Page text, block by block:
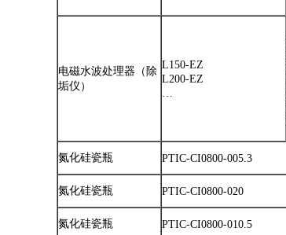
电磁水波处理器（除
垢仪）
L150-EZ
L200-EZ
…
氮化硅瓷瓶 PTIC-CI0800-005.3
氮化硅瓷瓶 PTIC-CI0800-020
氮化硅瓷瓶 PTIC-CI0800-010.5